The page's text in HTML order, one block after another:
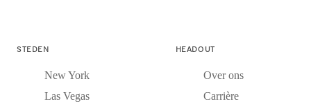
STEDEN
New York
Las Vegas
HEADOUT
Over ons
Carrière